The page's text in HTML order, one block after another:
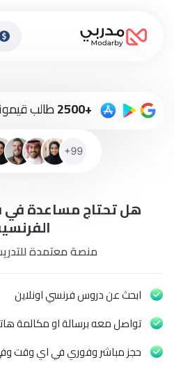
الاّن
باقات
الاطفال
وطلاب
المدارس
+2500 طالب
هل تحتاج مساعدة
منصة معتمدة
ابحث عن دروس فرنسي اونلاين
تواصل معه برسالة او مكالمة
حجز مباشر وفوري في اي وقت